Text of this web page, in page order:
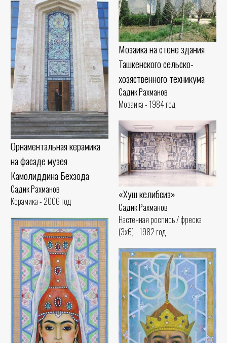
Мозаика на стене здания
Ташкенского сельско-
хозяственного техникума
Садик Рахманов
Мозаика - 1984 год
Орнаментальная керамика
на фасаде музея
Камолиддина Бехзода
Садик Рахманов
Керамика - 2006 год
«Хуш келибсиз»
Садик Рахманов
Настенная роспись / фреска
(3x6) - 1982 год